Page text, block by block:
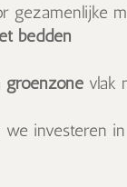
gezamenlijke
bedden
groenzone vlak
investeren